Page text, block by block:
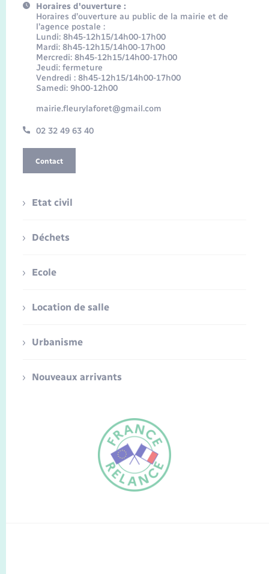
FR
Horaires d'ouverture :
Horaires d’ouverture au public de la mairie et de
l’agence postale :
Lundi: 8h45-12h15/14h00-17h00
Mardi: 8h45-12h15/14h00-17h00
Mercredi: 8h45-12h15/14h00-17h00
Jeudi: fermeture
Vendredi : 8h45-12h15/14h00-17h00
Samedi: 9h00-12h00
mairie.fleurylaforet@gmail.com
02 32 49 63 40
Contact
Etat civil
Déchets
Ecole
Location de salle
Urbanisme
Nouveaux arrivants